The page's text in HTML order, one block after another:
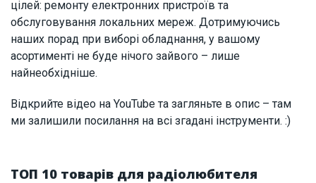
цілей: ремонту електронних пристроїв та
обслуговування локальних мереж. Дотримуючись
наших порад при виборі обладнання, у вашому
асортименті не буде нічого зайвого – лише
найнеобхідніше.
Відкрийте відео на YouTube та загляньте в опис – там
ми залишили посилання на всі згадані інструменти. :)
ТОП 10 товарів для радіолюбителя